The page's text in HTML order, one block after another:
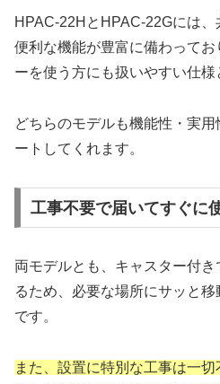
HPAC-22HとHPAC-22Gには
便利な機能が豊富に備わって
ーを使う方にも扱いやすい仕様
どちらのモデルも機能性・実
ートしてくれます。
工事不要で届いてすぐに
両モデルとも、キャスター付き
るため、必要な場所にサッと
です。
また、設置に特別な工事は一